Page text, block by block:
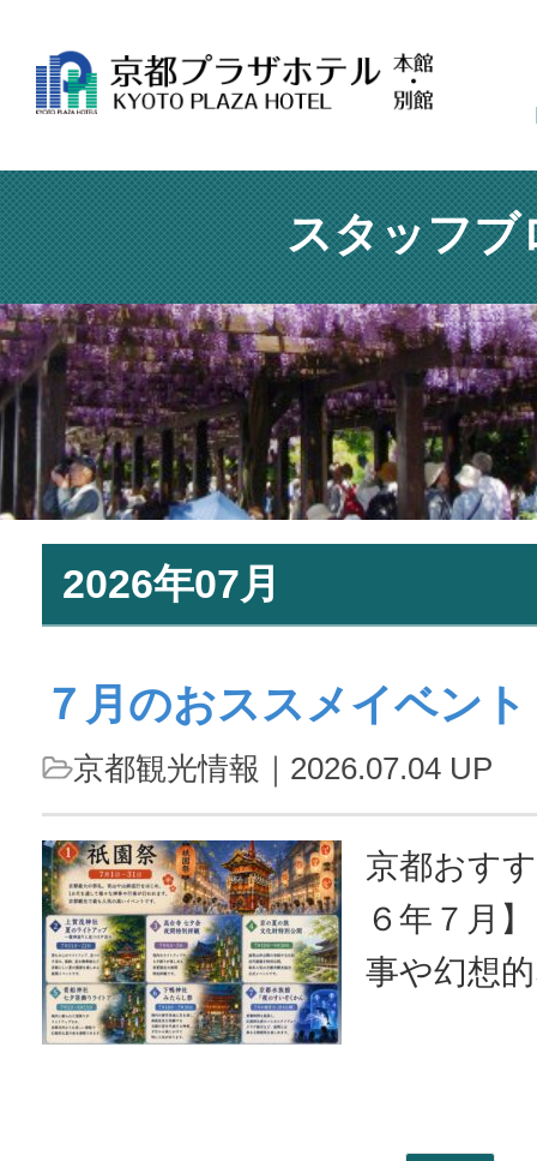
スタッフブ
2026年07月
７月のおススメイベント
京都観光情報 ｜2026.07.04 UP
京都おす
６年７月
事や幻想